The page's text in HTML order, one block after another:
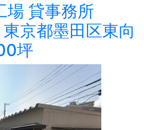
場 貸事務所
京都墨田区東向
坪